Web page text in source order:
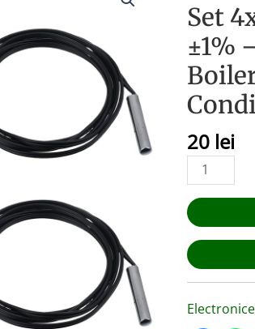
Set
±1%
20 lei
4x
Sondă
NTC
10K
B3950
–
Senzor
Boiler,
Centrală,
Aer
Arduino